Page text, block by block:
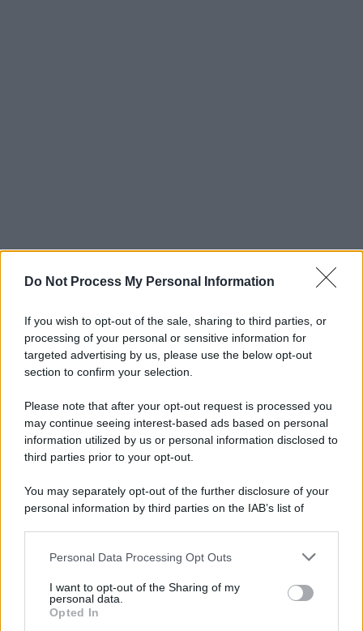
Do Not Process My Personal Information
If you wish to opt-out of the sale, sharing to third parties, or
processing of your personal or sensitive information for
targeted advertising by us, please use the below opt-out
section to confirm your selection.
Please note that after your opt-out request is processed you
may continue seeing interest-based ads based on personal
information utilized by us or personal information disclosed to
third parties prior to your opt-out.
You may separately opt-out of the further disclosure of your
personal information by third parties on the IAB’s list of
This information may also be disclosed by us to third parties
disclose it to other third parties.
Please note that this website/app uses one or more Google
Personal Data Processing Opt Outs
I want to opt-out of the Sharing of my
personal data.
Opted In